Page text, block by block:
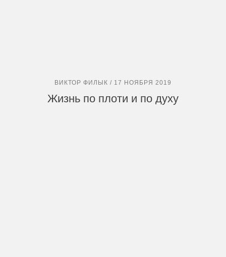
ВИКТОР ФИЛЫК / 17 НОЯБРЯ 2019
Жизнь по плоти и по духу